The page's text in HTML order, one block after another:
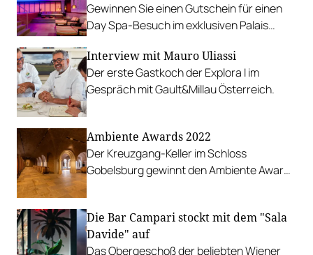
Gewinnen Sie einen Gutschein für einen
Day Spa-Besuch im exklusiven Palais
Interview mit Mauro Uliassi
Der erste Gastkoch der Explora I im
Gespräch mit Gault&Millau Österreich.
Ambiente Awards 2022
Der Kreuzgang-Keller im Schloss
Gobelsburg gewinnt den Ambiente Award
Die Bar Campari stockt mit dem "Sala
Davide" auf
Das Obergeschoß der beliebten Wiener